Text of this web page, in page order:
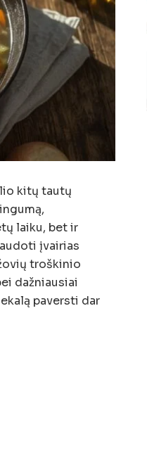
kitų tautų
laiku, bet ir
įvairias
troškinio
dažniausiai
paversti dar